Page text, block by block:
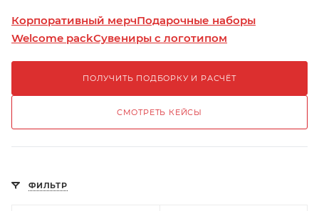
Корпоративный мерчПодарочные наборы
Welcome packСувениры с логотипом
ПОЛУЧИТЬ ПОДБОРКУ И РАСЧЁТ
СМОТРЕТЬ КЕЙСЫ
ФИЛЬТР